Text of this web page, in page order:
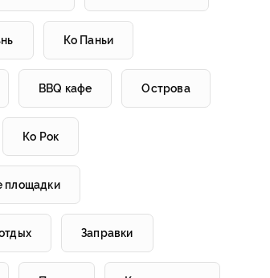
Ко Паньи
BBQ кафе Острова
Ко Рок
площадки
Заправки